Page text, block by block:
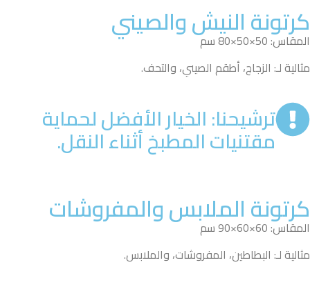
كرتونة النيش والصيني
المقاس: 50×50×80 سم
مثالية لـ: الزجاج، أطقم الصيني، والتحف.
ترشيحنا: الخيار الأفضل لحماية
مقتنيات المطبخ أثناء النقل.
كرتونة الملابس والمفروشات
المقاس: 60×60×90 سم
مثالية لـ: البطاطين، المفروشات، والملابس.